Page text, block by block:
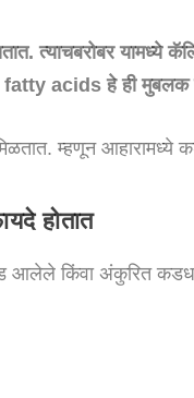
त्याचबरोबर यामध्ये
acids हे ही मुबलक
म्हणून आहारामध्ये
होतात
आलेले किंवा अंकुरित